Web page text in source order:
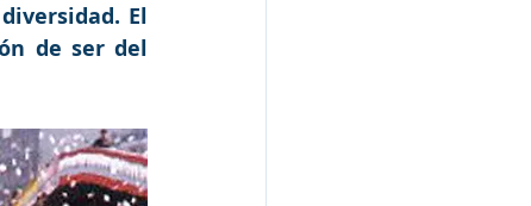
El
de ser del